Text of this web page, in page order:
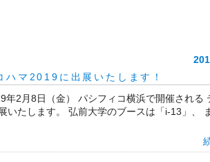
ハマ2019に出展いたします！
年2月8日（金） パシフィコ横浜で開催される
いたします。 弘前大学のブースは「i-13」、